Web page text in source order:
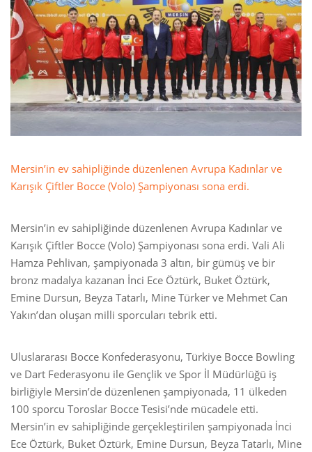
Mersin’in ev sahipliğinde düzenlenen Avrupa Kadınlar ve
Karışık Çiftler Bocce (Volo) Şampiyonası sona erdi.
Mersin’in ev sahipliğinde düzenlenen Avrupa Kadınlar ve
Karışık Çiftler Bocce (Volo) Şampiyonası sona erdi. Vali Ali
Hamza Pehlivan, şampiyonada 3 altın, bir gümüş ve bir
bronz madalya kazanan İnci Ece Öztürk, Buket Öztürk,
Emine Dursun, Beyza Tatarlı, Mine Türker ve Mehmet Can
Yakın’dan oluşan milli sporcuları tebrik etti.
Uluslararası Bocce Konfederasyonu, Türkiye Bocce Bowling
ve Dart Federasyonu ile Gençlik ve Spor İl Müdürlüğü iş
birliğiyle Mersin’de düzenlenen şampiyonada, 11 ülkeden
100 sporcu Toroslar Bocce Tesisi’nde mücadele etti.
Mersin’in ev sahipliğinde gerçekleştirilen şampiyonada İnci
Ece Öztürk, Buket Öztürk, Emine Dursun, Beyza Tatarlı, Mine